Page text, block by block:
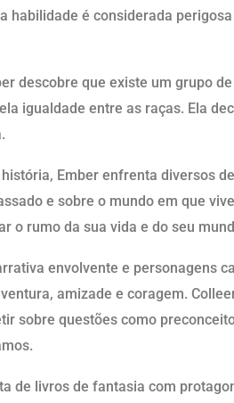
habilidade é considerada
descobre que existe um grupo
igualdade entre as raças. Ela
Ember enfrenta diversos
e sobre o mundo em que
o rumo da sua vida e do seu
envolvente e personagens
amizade e coragem.
sobre questões como
de livros de fantasia com